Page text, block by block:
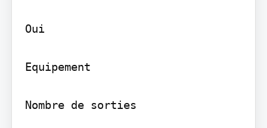
Oui
Equipement
Nombre de sorties